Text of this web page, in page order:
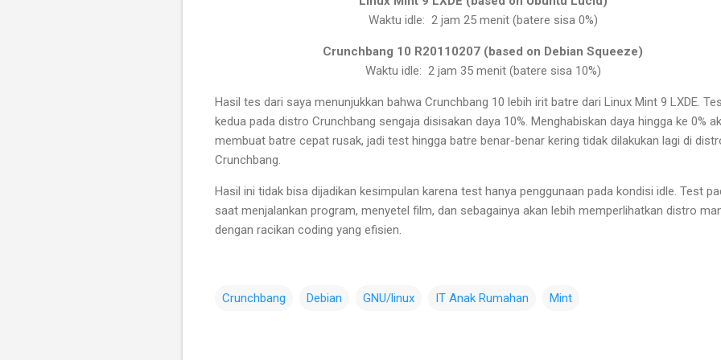
Waktu idle: 2 jam 25 menit (batere sisa 0%)
Crunchbang 10 R20110207 (based on Debian Squeeze)
Waktu idle: 2 jam 35 menit (batere sisa 10%)
Hasil tes dari saya menunjukkan bahwa Crunchbang 10 lebih irit batre dari Linux Mint 9 LXDE.
kedua pada distro Crunchbang sengaja disisakan daya 10%. Menghabiskan daya hingga ke 0%
membuat batre cepat rusak, jadi test hingga batre benar-benar kering tidak dilakukan lagi di
Crunchbang.
Hasil ini tidak bisa dijadikan kesimpulan karena test hanya penggunaan pada kondisi idle. Test
saat menjalankan program, menyetel film, dan sebagainya akan lebih memperlihatkan distro
dengan racikan coding yang efisien.
Crunchbang Debian GNU/linux IT Anak Rumahan Mint